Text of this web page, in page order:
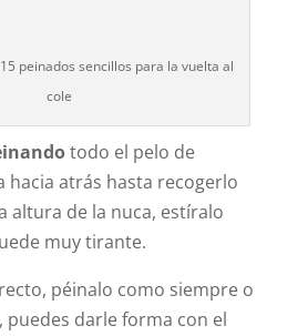
peinados sencillos para la vuelta al
cole
todo el pelo de
hacia atrás hasta recogerlo
altura de la nuca, estíralo
muy tirante.
péinalo como siempre o
puedes darle forma con el